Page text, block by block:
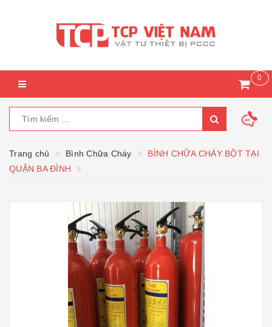
0
Trang chủ Bình Chữa Cháy
BÌNH CHỮA CHÁY BỘT TẠI
QUẬN BA ĐÌNH